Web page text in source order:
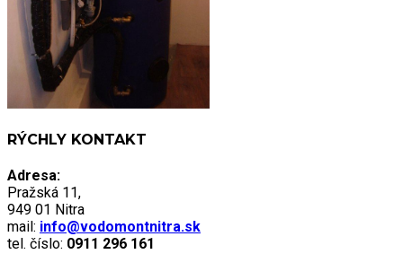
RÝCHLY KONTAKT
Adresa:
Pražská 11,
949 01 Nitra
mail: info@vodomontnitra.sk
tel. číslo: 0911 296 161